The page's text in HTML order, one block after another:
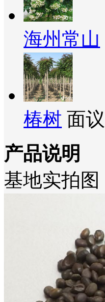
海州常山
椿树 面议
产品说明
基地实拍图